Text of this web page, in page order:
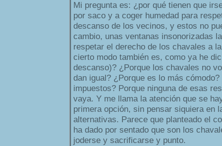
Mi pregunta es: ¿por qué tienen que
por saco y a coger humedad para
descanso de los vecinos, y estos no
cambio, unas ventanas insonorizadas
respetar el derecho de los chavales a
cierto modo también es, como ya he
descanso)? ¿Porque los chavales no
dan igual? ¿Porque es lo más
impuestos? Porque ninguna de esas
vaya. Y me llama la atención que se
primera opción, sin pensar siquiera en
alternativas. Parece que planteado el
ha dado por sentado que son los
joderse y sacrificarse y punto.